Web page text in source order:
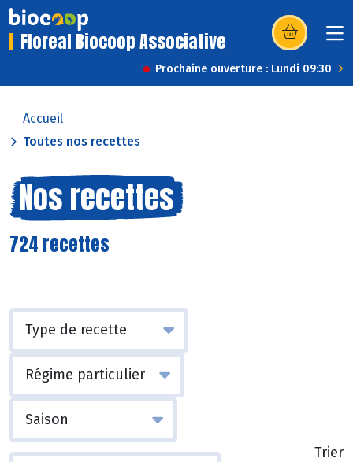
Floreal Biocoop Associative (s’ouvre dans
Prochaine ouverture : Lundi 09:30
Accueil
Toutes nos recettes
Nos recettes
724 recettes
Trier